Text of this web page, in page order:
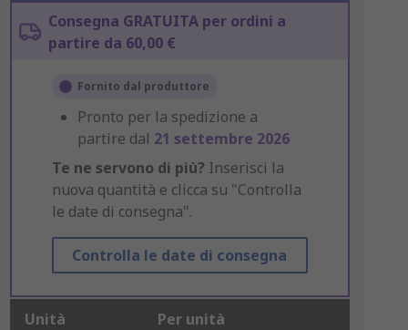
Consegna GRATUITA per ordini a
partire da 60,00 €
Fornito dal produttore
Pronto per la spedizione a
partire dal 21 settembre 2026
Te ne servono di più? Inserisci la
nuova quantità e clicca su "Controlla
le date di consegna".
Controlla le date di consegna
Unità Per unità